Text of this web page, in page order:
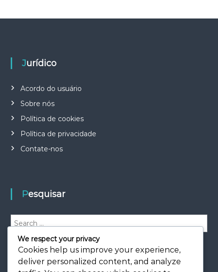
Jurídico
Acordo do usuário
Sobre nós
Política de cookies
Política de privacidade
Contate-nos
Pesquisar
e
S
e
a
r
c
We respect your privacy
Cookies help us improve your experience,
deliver personalized content, and analyze